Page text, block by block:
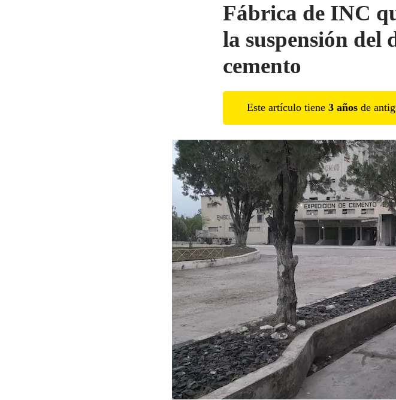
Fábrica de INC
la suspensión del
cemento
Este artículo tiene 3 años de